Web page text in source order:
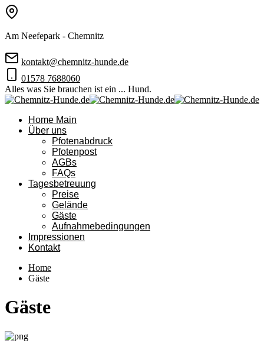
Am Neefepark - Chemnitz
kontakt@chemnitz-hunde.de
01578 7688060
Alles was Sie brauchen ist ein ... Hund.
Home Main
Über uns
Pfotenabdruck
Pfotenpost
AGBs
FAQs
Tagesbetreuung
Preise
Gelände
Gäste
Aufnahmebedingungen
Impressionen
Kontakt
Home
Gäste
Gäste